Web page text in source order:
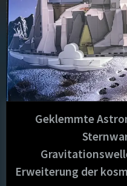
Geklemmte
Erweiterung der